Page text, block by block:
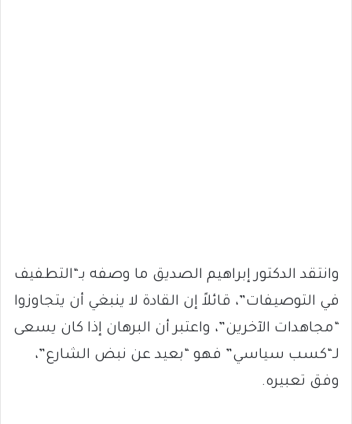
وانتقد الدكتور إبراهيم الصديق ما وصفه بـ“التطفيف
في التوصيفات”، قائلاً إن القادة لا ينبغي أن يتجاوزوا
“مجاهدات الآخرين”، واعتبر أن البرهان إذا كان يسعى
لـ“كسب سياسي” فهو “بعيد عن نبض الشارع”،
وفق تعبيره.